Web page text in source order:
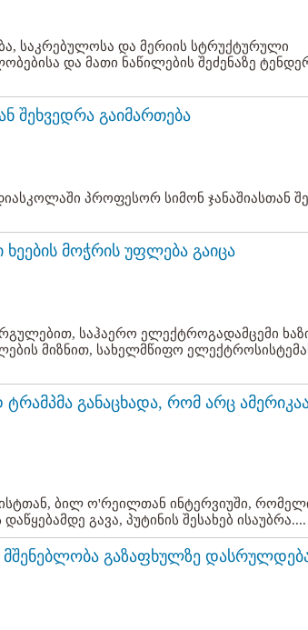
საკრებულოსა და მერიის სტრუქტურული
და მათი ნაწილების შეძენაზე
შეხვედრა გაიმართება
პროფესორ სიმონ ჯანაშიასთან
მოჭრის უფლება გაიცა
საჰაერო ელექტროგადამცემი
მიზნით, სახელმწიფო
ტრამპმა განაცხადა, რომ არც
ბილ ო'რეილთან ინტერვიუში,
გავა, პუტინის შესახებ ისაუბრა....
მშენებლობა გაზაფხულზე